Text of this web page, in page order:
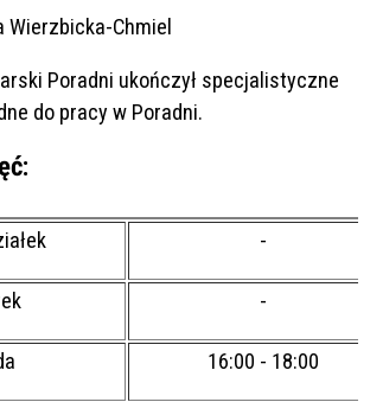
Wierzbicka-Chmiel
Poradni ukończył specjalistyczne
do pracy w Poradni.
-
-
16:00 - 18:00